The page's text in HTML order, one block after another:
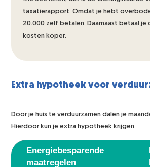
taxatierapport. Omdat je hebt
20.000 zelf betalen. Daarnaast betaal je
kosten koper.
Extra hypotheek voor
Door je huis te verduurzamen dalen je
Hierdoor kun je extra hypotheek krijgen.
Energiebesparende
maatregelen